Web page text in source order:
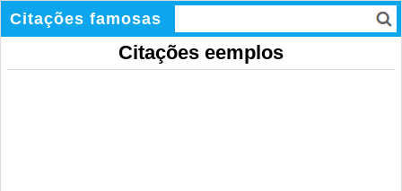
Citações famosas
Citações eemplos